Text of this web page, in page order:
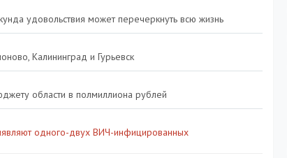
удовольствия может перечеркнуть всю жизнь
Калининград и Гурьевск
области в полмиллиона рублей
одного-двух ВИЧ-инфицированных